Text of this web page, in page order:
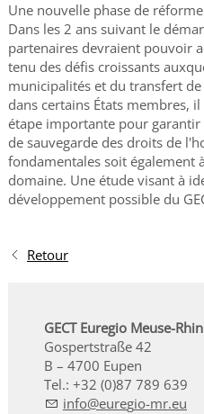
Une nouvelle phase de
Dans les 2 ans suivant le
partenaires devraient pouvoir
tenu des défis croissants
municipalités et du transfert
dans certains États membres,
étape importante pour
de sauvegarde des droits de
fondamentales soit également
domaine. Une étude visant à
développement possible du
Retour
GECT Euregio Meuse-Rhin
Gospertstraße 42
B – 4700 Eupen
Tel.: +32 (0)87 789 639
nf
r g -mr